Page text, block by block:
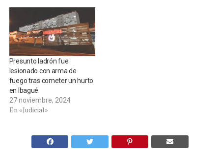
Presunto ladrón fue
lesionado con arma de
fuego tras cometer un hurto
en Ibagué
27 noviembre, 2024
En «Judicial»